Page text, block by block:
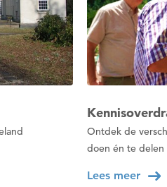
Ontdek de
doen én te delen
Lees meer